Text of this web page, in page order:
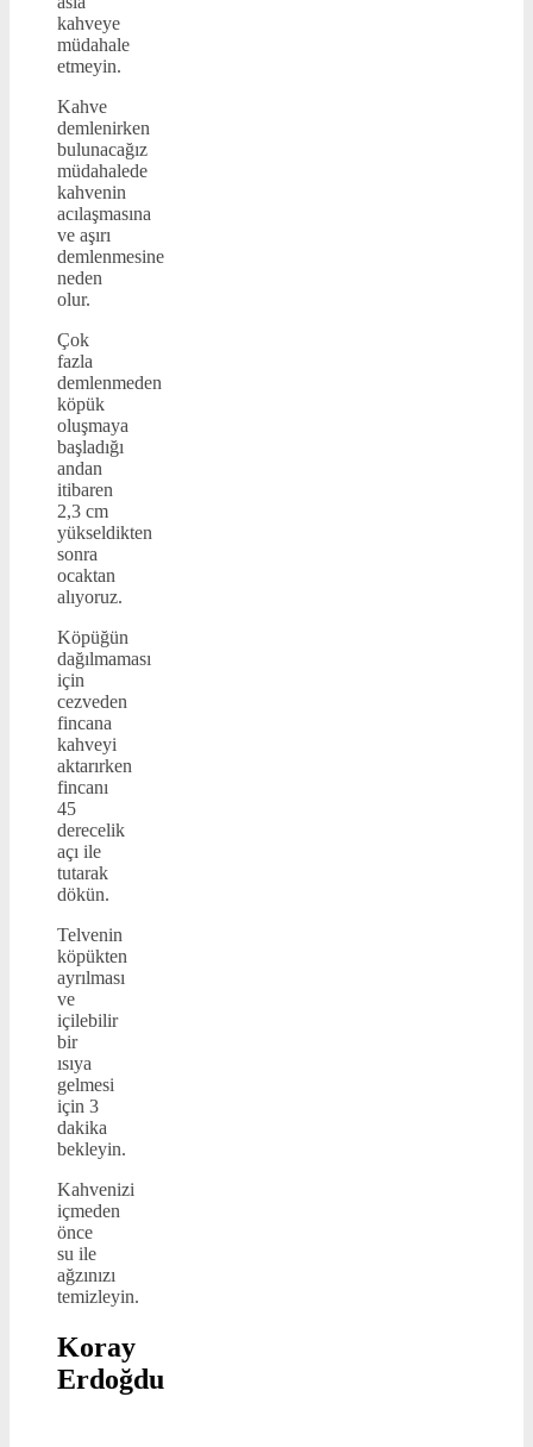
kahveye
müdahale
etmeyin.
Kahve
demlenirken
bulunacağız
müdahalede
kahvenin
acılaşmasına
ve aşırı
demlenmesine
neden
olur.
Çok
fazla
demlenmeden
köpük
oluşmaya
başladığı
andan
itibaren
2,3 cm
yükseldikten
sonra
ocaktan
alıyoruz.
Köpüğün
dağılmaması
için
cezveden
fincana
kahveyi
aktarırken
fincanı
45
derecelik
açı ile
tutarak
dökün.
Telvenin
köpükten
ayrılması
ve
içilebilir
bir
ısıya
gelmesi
için 3
dakika
bekleyin.
Kahvenizi
içmeden
önce
su ile
ağzınızı
temizleyin.
Koray
Erdoğdu